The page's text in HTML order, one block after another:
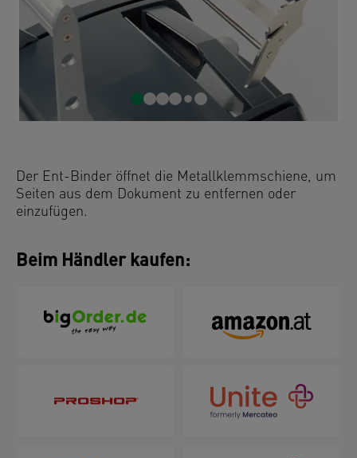
Der Ent-Binder öffnet die Metallklemmschiene, um
Seiten aus dem Dokument zu entfernen oder
einzufügen.
Beim Händler kaufen: